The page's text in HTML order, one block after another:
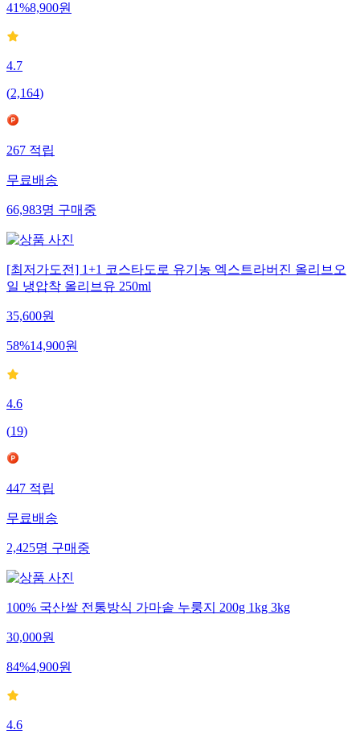
41%8,900원
4.7
(2,164)
267적립
무료배송
66,983명구매중
[최저가도전] 1+1 코스타도로 유기농 엑스트라버진 올리브오
일 냉압착 올리브유 250ml
35,600원
58%14,900원
4.6
(19)
447적립
무료배송
2,425명구매중
100% 국산쌀 전통방식 가마솥 누룽지 200g 1kg 3kg
30,000원
84%4,900원
4.6